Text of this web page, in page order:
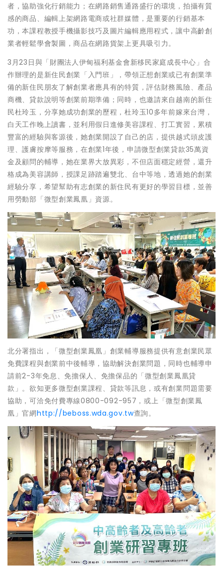
者，協助強化行銷能力；在網路銷售通路盛行的環境，拍攝有質
感的商品、編輯上架網路電商或社群媒體，是重要的行銷基本
功，本課程教授手機攝影技巧及圖片編輯應用程式，讓中高齡創
業者輕鬆學會製圖，商品在網路貨架上更具吸引力。
3月23日與「財團法人伊甸福利基金會新移民家庭成長中心」合
作辦理的是新住民創業「入門班」，帶領正想創業或已有創業準
備的新住民朋友了解創業者應具有的特質，評估財務風險、產品
商機、貸款說明等創業前期準備；同時，也邀請來自越南的新住
民杜玲玉，分享她成功創業的歷程，杜玲玉10多年前嫁來台灣，
白天工作晚上讀書，並利用假日進修美容課程、打工實習，累積
豐富的經驗與客源後，她創業開設了自己的店，提供越式頭皮護
理、護膚按摩等服務，在創業1年後，申請微型創業貸款35萬資
金及顧問的輔導，她在業界大放異彩，不但店面穩定經營，還升
格成為美容講師，授課足跡踏遍雙北、台中等地，透過她的創業
經驗分享，希望幫助有志創業的新住民有更好的學習目標，並善
用勞動部「微型創業鳳凰」資源。
北分署指出，「微型創業鳳凰」創業輔導服務提供有意創業民眾
免費課程與創業前中後輔導，協助解決創業問題，同時也輔導申
請前2-3年免息、免擔保人、免擔保品的「微型創業鳳凰貸
款」。欲知更多微型創業課程、貸款等訊息，或有創業問題需要
協助，可洽免付費專線0800-092-957，或上「微型創業鳳
凰」官網http://beboss.wda.gov.tw查詢。